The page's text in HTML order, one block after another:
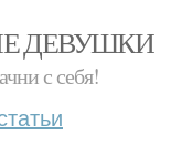
ДЕВУШКИ
с себя!